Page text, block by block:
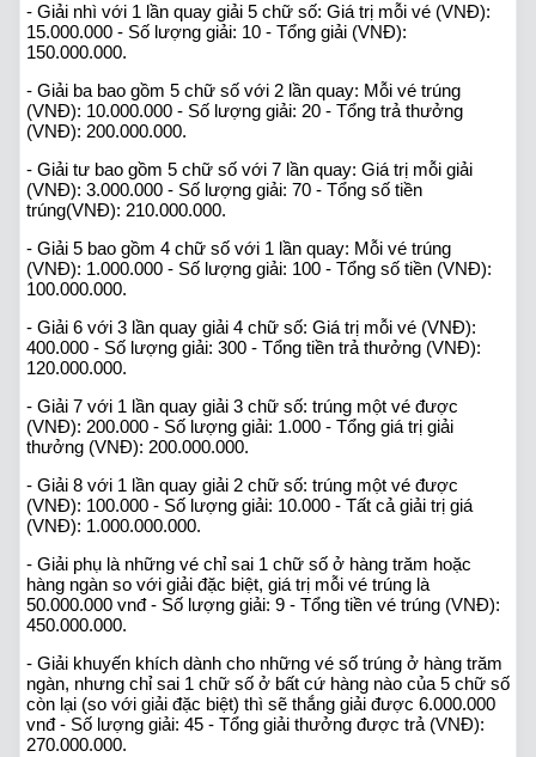
- Giải nhì với 1 lần quay giải 5 chữ số: Giá trị mỗi vé (VNĐ):
15.000.000 - Số lượng giải: 10 - Tổng giải (VNĐ):
150.000.000.
- Giải ba bao gồm 5 chữ số với 2 lần quay: Mỗi vé trúng
(VNĐ): 10.000.000 - Số lượng giải: 20 - Tổng trả thưởng
(VNĐ): 200.000.000.
- Giải tư bao gồm 5 chữ số với 7 lần quay: Giá trị mỗi giải
(VNĐ): 3.000.000 - Số lượng giải: 70 - Tổng số tiền
trúng(VNĐ): 210.000.000.
- Giải 5 bao gồm 4 chữ số với 1 lần quay: Mỗi vé trúng
(VNĐ): 1.000.000 - Số lượng giải: 100 - Tổng số tiền (VNĐ):
100.000.000.
- Giải 6 với 3 lần quay giải 4 chữ số: Giá trị mỗi vé (VNĐ):
400.000 - Số lượng giải: 300 - Tổng tiền trả thưởng (VNĐ):
120.000.000.
- Giải 7 với 1 lần quay giải 3 chữ số: trúng một vé được
(VNĐ): 200.000 - Số lượng giải: 1.000 - Tổng giá trị giải
thưởng (VNĐ): 200.000.000.
- Giải 8 với 1 lần quay giải 2 chữ số: trúng một vé được
(VNĐ): 100.000 - Số lượng giải: 10.000 - Tất cả giải trị giá
(VNĐ): 1.000.000.000.
- Giải phụ là những vé chỉ sai 1 chữ số ở hàng trăm hoặc
hàng ngàn so với giải đặc biệt, giá trị mỗi vé trúng là
50.000.000 vnđ - Số lượng giải: 9 - Tổng tiền vé trúng (VNĐ):
450.000.000.
- Giải khuyến khích dành cho những vé số trúng ở hàng trăm
ngàn, nhưng chỉ sai 1 chữ số ở bất cứ hàng nào của 5 chữ số
còn lại (so với giải đặc biệt) thì sẽ thắng giải được 6.000.000
vnđ - Số lượng giải: 45 - Tổng giải thưởng được trả (VNĐ):
270.000.000.